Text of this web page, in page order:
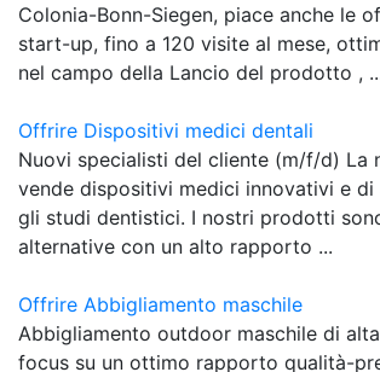
Colonia-Bonn-Siegen, piace anche le
start-up, fino a 120 visite al mese,
nel campo della Lancio del prodotto ,
Offrire Dispositivi medici dentali
Nuovi specialisti del cliente (m/f/d) La
vende dispositivi medici innovativi e
gli studi dentistici. I nostri prodotti
alternative con un alto rapporto ...
Offrire Abbigliamento maschile
Abbigliamento outdoor maschile di
focus su un ottimo rapporto qualità-